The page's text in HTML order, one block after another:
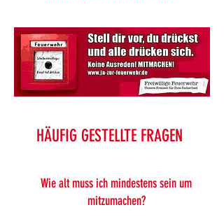
HÄUFIG GESTELLTE FRAGEN
Wie alt muss ich mindestens sein um
mitzumachen?